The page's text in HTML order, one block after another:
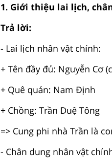
1. Giới thiệu lai lịch,
Trả lời:
- Lai lịch nhân vật chính:
+ Tên đầy đủ: Nguyễn Cơ
+ Quê quán: Nam Định
+ Chồng: Trần Duệ Tông
=> Cung phi nhà Trần là
- Chân dung nhân vật